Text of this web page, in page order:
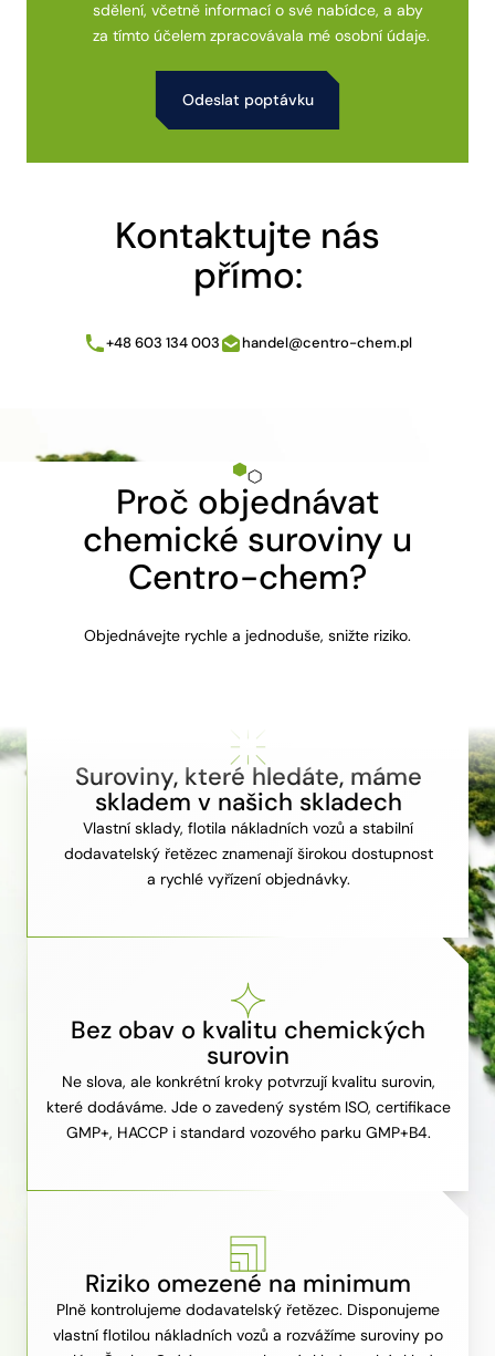
sdělení, včetně informací o své nabídce, a aby
za tímto účelem zpracovávala mé osobní údaje.
Kontaktujte nás
přímo:
+48 603 134 003 handel@centro-chem.pl
Proč objednávat
chemické suroviny u
Centro-chem?
Objednávejte rychle a jednoduše, snižte riziko.
Suroviny, které hledáte, máme
skladem v našich skladech
Vlastní sklady, flotila nákladních vozů a stabilní
dodavatelský řetězec znamenají širokou dostupnost
a rychlé vyřízení objednávky.
Bez obav o kvalitu chemických
surovin
Ne slova, ale konkrétní kroky potvrzují kvalitu surovin,
které dodáváme. Jde o zavedený systém ISO, certifikace
GMP+, HACCP i standard vozového parku GMP+B4.
Riziko omezené na minimum
Plně kontrolujeme dodavatelský řetězec. Disponujeme
vlastní flotilou nákladních vozů a rozvážíme suroviny po